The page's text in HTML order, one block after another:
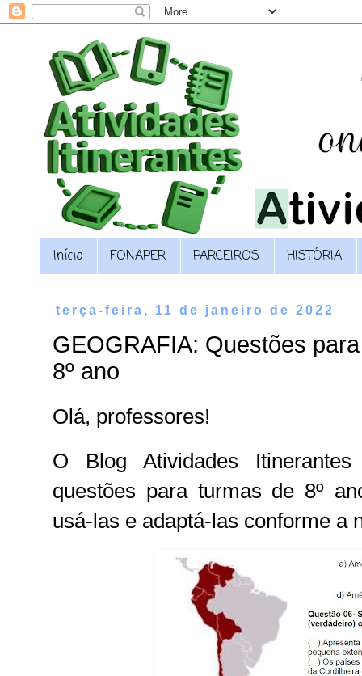
Início FONAPER PARCEIROS HISTÓRIA
terça-feira, 11 de janeiro de 2022
GEOGRAFIA: Questões
8º ano
Olá, professores!
O Blog Atividades
questões para turmas de 8º
usá-las e adaptá-las conforme a